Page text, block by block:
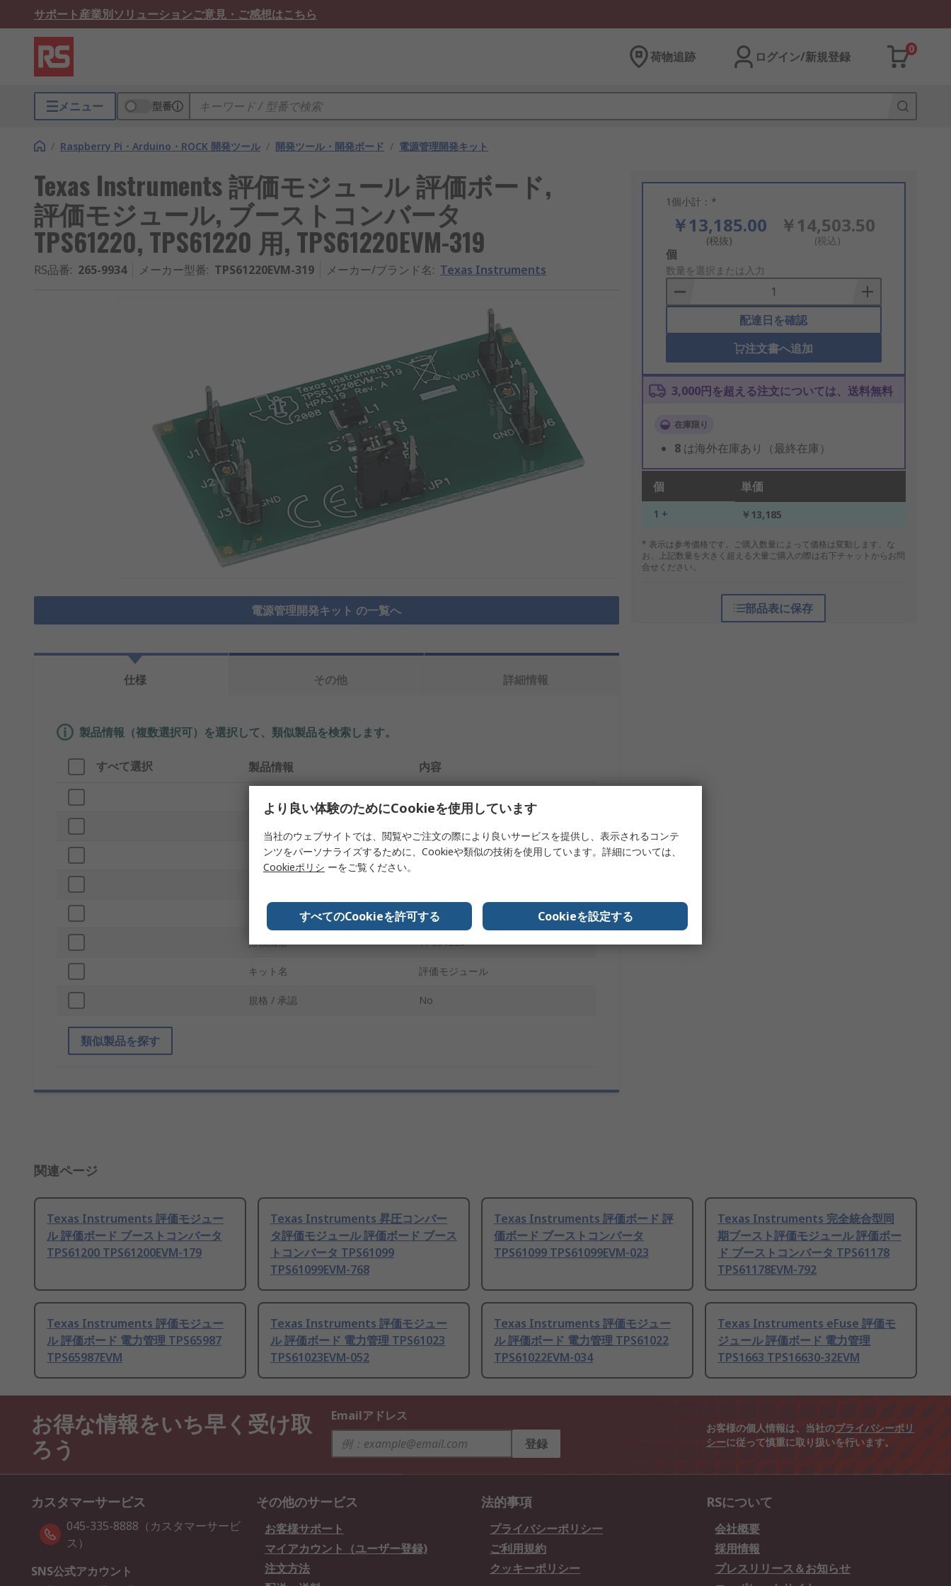
サポート産業別ソリューションご意見・ご感想はこちら
荷物追跡 ログイン/新規登録
0
メニュー 型番
/ Raspberry Pi・Arduino・ROCK 開発ツール / 開発ツール・開発ボード / 電源管理開発キット
Texas Instruments 評価モジュール 評価ボード,
評価モジュール, ブーストコンバータ
TPS61220, TPS61220 用, TPS61220EVM-319
RS品番: 265-9934 メーカー型番: TPS61220EVM-319 メーカー/ブランド名: Texas Instruments
電源管理開発キット の一覧へ
1個小計：*
￥13,185.00
(税抜)
￥14,503.50
(税込)
Add
to
Basket
個
数量を選択または入力
配達日を確認
注文書へ追加
3,000円を超える注文については、送料無料
在庫限り
8 は海外在庫あり（最終在庫）
個 単価
1 + ￥13,185
* 表示は参考価格です。ご購入数量によって価格は変動します。な
お、上記数量を大きく超える大量ご購入の際は右下チャットからお問
合せください。
部品表に保存
仕様 その他 詳細情報
製品情報（複数選択可）を選択して、類似製品を検索します。
すべて選択 製品情報 内容
電源管理機能 ブーストコンバータ
キットの分類 評価モジュール
搭載機器 TPS61220
キット名 評価モジュール
規格 / 承認 No
類似製品を探す
関連ページ
Texas Instruments 評価モジュー
ル 評価ボード ブーストコンバータ
TPS61200 TPS61200EVM-179
Texas Instruments 昇圧コンバー
タ評価モジュール 評価ボード ブース
トコンバータ TPS61099
TPS61099EVM-768
Texas Instruments 評価ボード 評
価ボード ブーストコンバータ
TPS61099 TPS61099EVM-023
Texas Instruments 完全統合型同
期ブースト評価モジュール 評価ボー
ド ブーストコンバータ TPS61178
TPS61178EVM-792
Texas Instruments 評価モジュー
ル 評価ボード 電力管理 TPS65987
TPS65987EVM
Texas Instruments 評価モジュー
ル 評価ボード 電力管理 TPS61023
TPS61023EVM-052
Texas Instruments 評価モジュー
ル 評価ボード 電力管理 TPS61022
TPS61022EVM-034
Texas Instruments eFuse 評価モ
ジュール 評価ボード 電力管理
TPS1663 TPS16630-32EVM
お得な情報をいち早く受け取
ろう
Emailアドレス
登録
お客様の個人情報は、当社のプライバシーポリ
シーに従って慎重に取り扱いを行います。
カスタマーサービス
045-335-8888（カスタマーサービ
ス）
SNS公式アカウント
その他のサービス
お客様サポート
マイアカウント（ユーザー登録)
注文方法
法的事項
プライバシーポリシー
ご利用規約
クッキーポリシー
RSについて
会社概要
採用情報
プレスリリース＆お知らせ
より良い体験のためにCookieを使用しています
当社のウェブサイトでは、閲覧やご注文の際により良いサービスを提供し、表示されるコンテ
ンツをパーソナライズするために、Cookieや類似の技術を使用しています。詳細については、
Cookieポリシ ーをご覧ください。
すべてのCookieを許可する Cookieを設定する